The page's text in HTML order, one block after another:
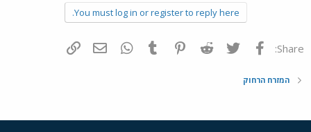
You must log in or register to reply here.
Share: פייסבוק Twitter
Reddit
Pinterest
Tumblr
WhatsAppדואר אלקטרוני
המזרח הרחוק